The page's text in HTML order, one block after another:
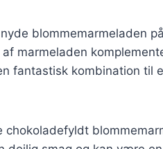
blommemarmeladen
marmeladen
fantastisk kombination til
chokoladefyldt